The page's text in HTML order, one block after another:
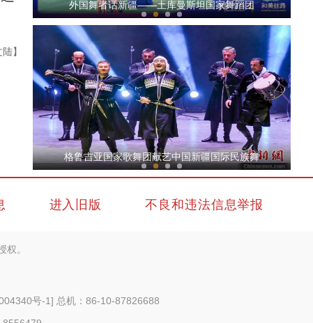
】
外国舞者话新疆——土库曼斯坦国家舞蹈团
外国舞者话新疆——白俄罗斯国家大剧院芭蕾
外国舞者话新疆——俄罗斯萨拉托夫州曙光歌
格鲁吉亚国家歌舞团献艺中国新疆国际民族舞
进入旧版 不良和违法信息举报
。
号-1] 总机：86-10-87826688